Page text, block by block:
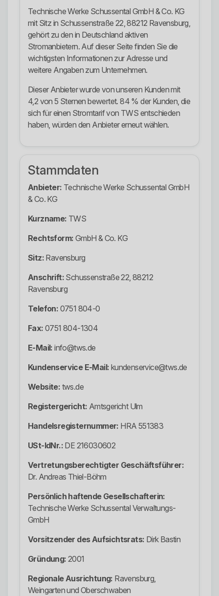
Technische Werke Schussental GmbH & Co. KG
mit Sitz in Schussenstraße 22, 88212 Ravensburg,
gehört zu den in Deutschland aktiven
Stromanbietern. Auf dieser Seite finden Sie die
wichtigsten Informationen zur Adresse und
weitere Angaben zum Unternehmen.
Dieser Anbieter wurde von unseren Kunden mit
4,2 von 5 Sternen bewertet. 84 % der Kunden, die
sich für einen Stromtarif von TWS entschieden
haben, würden den Anbieter erneut wählen.
Stammdaten
Anbieter: Technische Werke Schussental GmbH
& Co. KG
Kurzname: TWS
Rechtsform: GmbH & Co. KG
Sitz: Ravensburg
Anschrift: Schussenstraße 22, 88212
Ravensburg
Telefon: 0751 804-0
Fax: 0751 804-1304
E-Mail: info@tws.de
Kundenservice E-Mail: kundenservice@tws.de
Website: tws.de
Registergericht: Amtsgericht Ulm
Handelsregisternummer: HRA 551383
USt-IdNr.: DE 216030602
Vertretungsberechtigter Geschäftsführer:
Dr. Andreas Thiel-Böhm
Persönlich haftende Gesellschafterin:
Technische Werke Schussental Verwaltungs-
GmbH
Vorsitzender des Aufsichtsrats: Dirk Bastin
Gründung: 2001
Regionale Ausrichtung: Ravensburg,
Weingarten und Oberschwaben